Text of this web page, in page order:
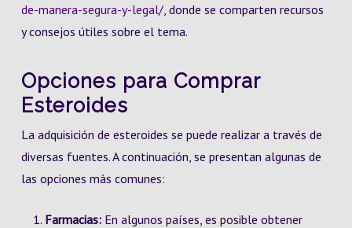
de-manera-segura-y-legal/, donde se comparten recursos
y consejos útiles sobre el tema.
Opciones para Comprar
Esteroides
La adquisición de esteroides se puede realizar a través de
diversas fuentes. A continuación, se presentan algunas de
las opciones más comunes:
Farmacias:En algunos países, es posible obtener